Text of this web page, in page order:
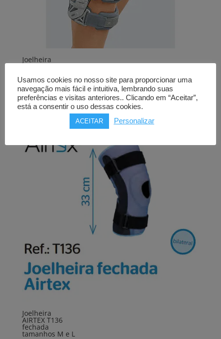
Joelheira
MEDI
737,00€
Comprar
Joelheira
AIRTEX T136
fechada
tamanhos M e L
Usamos cookies no nosso site para proporcionar uma
navegação mais fácil e intuitiva, lembrando suas
preferências e visitas anteriores.. Clicando em “Aceitar”,
está a consentir o uso dessas cookies.
ACEITAR Personalizar